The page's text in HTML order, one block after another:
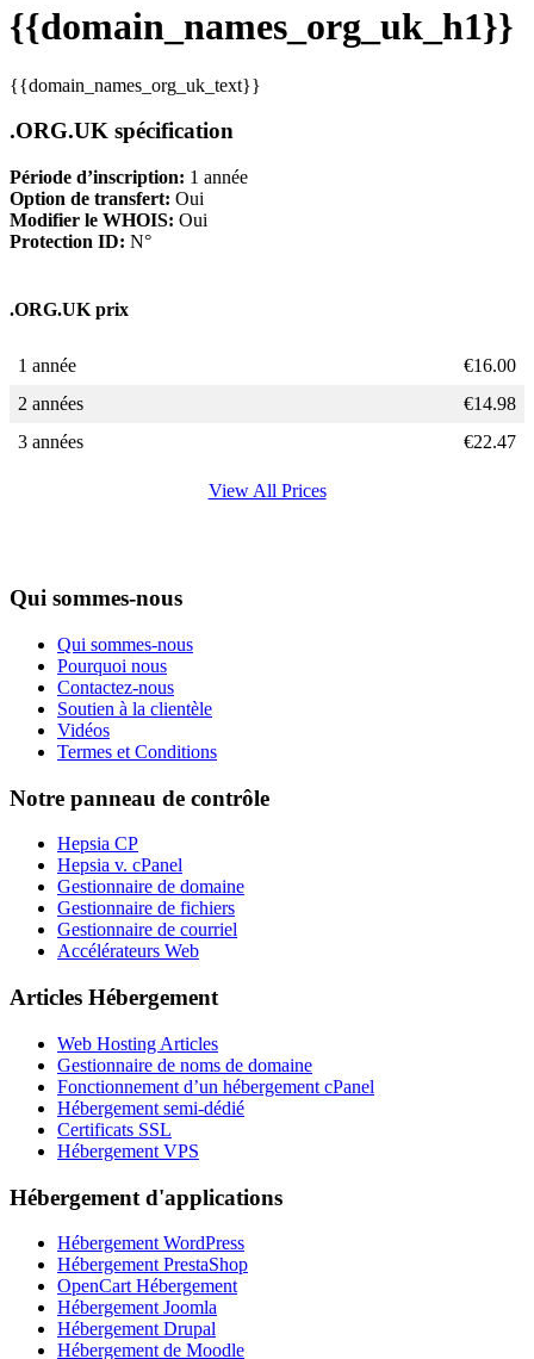
{{domain_names_org_uk_h1}}
{{domain_names_org_uk_text}}
.ORG.UK spécification
Période d’inscription: 1 année
Option de transfert: Oui
Modifier le WHOIS: Oui
Protection ID: N°
.ORG.UK prix
1 année €16.00
2 années
€14.98
3 années
€22.47
View All Prices
Qui sommes-nous
Qui sommes-nous
Pourquoi nous
Contactez-nous
Soutien à la clientèle
Vidéos
Termes et Conditions
Notre panneau de contrôle
Hepsia CP
Hepsia v. cPanel
Gestionnaire de domaine
Gestionnaire de fichiers
Gestionnaire de courriel
Accélérateurs Web
Articles Hébergement
Web Hosting Articles
Gestionnaire de noms de domaine
Fonctionnement d’un hébergement cPanel
Hébergement semi-dédié
Certificats SSL
Hébergement VPS
Hébergement d'applications
Hébergement WordPress
Hébergement PrestaShop
OpenCart Hébergement
Hébergement Joomla
Hébergement Drupal
Hébergement de Moodle